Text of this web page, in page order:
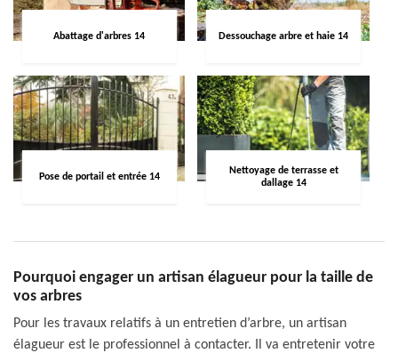
Abattage d'arbres 14 Dessouchage arbre et haie 14
Pose de portail et entrée 14
Nettoyage de terrasse et
dallage 14
Pourquoi engager un artisan élagueur pour la taille de
vos arbres
Pour les travaux relatifs à un entretien d’arbre, un artisan
élagueur est le professionnel à contacter. Il va entretenir votre